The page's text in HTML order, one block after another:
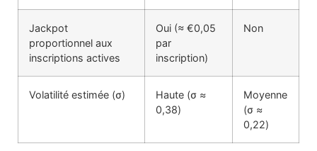
Jackpot
proportionnel aux
inscriptions actives
Oui (≈ €0,05
par
inscription)
Non
Volatilité estimée (σ)
Haute (σ ≈
0,38)
Moyenne
(σ ≈
0,22)